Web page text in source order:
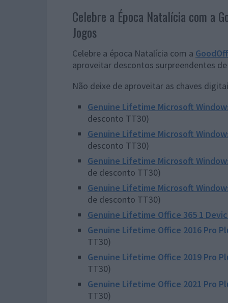
Celebre a Época Natalícia com a
Jogos
Celebre a época Natalícia com a
aproveitar descontos surpreendentes
Não deixe de aproveitar as chaves
Genuine Lifetime Microsoft Windows
desconto TT30)
Genuine Lifetime Microsoft Windows
desconto TT30)
Genuine Lifetime Microsoft Windows
de desconto TT30)
Genuine Lifetime Microsoft Windows
de desconto TT30)
Genuine Lifetime Office 365 1
Genuine Lifetime Office 2016 Pro
TT30)
Genuine Lifetime Office 2019 Pro
TT30)
Genuine Lifetime Office 2021 Pro
TT30)